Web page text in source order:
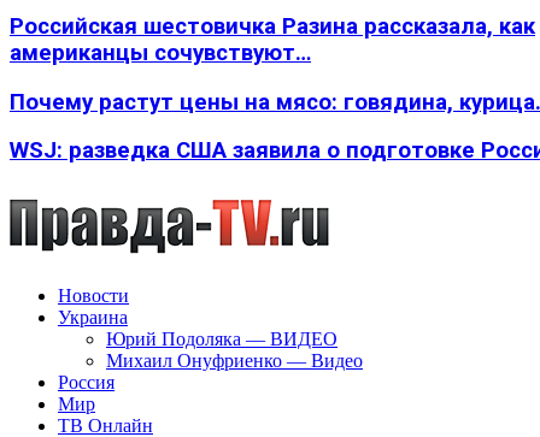
Российская шестовичка Разина рассказала, как
американцы сочувствуют…
Почему растут цены на мясо: говядина,
WSJ: разведка США заявила о подготовке
Новости
Украина
Юрий Подоляка — ВИДЕО
Михаил Онуфриенко — Видео
Россия
Мир
ТВ Онлайн